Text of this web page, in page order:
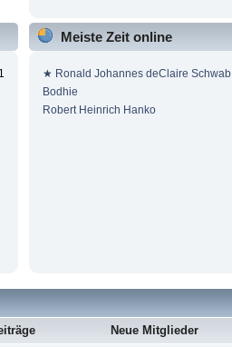
Meiste Zeit online
★ Ronald Johannes deClaire Schwab
Bodhie
Robert Heinrich Hanko
Neue Mitglieder